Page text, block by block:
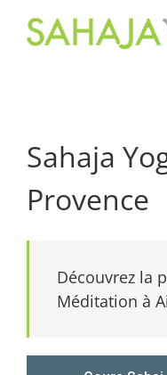
contenu
Sahaja
Provence
Découvrez la
Méditation à